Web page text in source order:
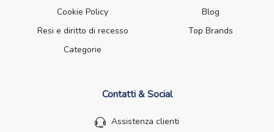
Cookie Policy
Blog
Resi e diritto di recesso
Top Brands
Categorie
Contatti & Social
Assistenza clienti